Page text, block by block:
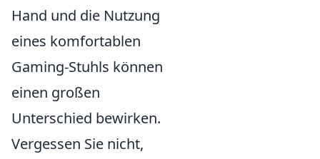
Hand und die Nutzung
eines komfortablen
Gaming-Stuhls können
einen großen
Unterschied bewirken.
Vergessen Sie nicht,